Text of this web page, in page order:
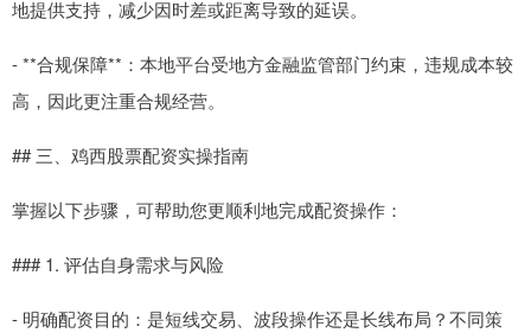
地提供支持，减少因时差或距离导致的延误。
- **合规保障**：本地平台受地方金融监管部门约束，违规成本较
高，因此更注重合规经营。
## 三、鸡西股票配资实操指南
掌握以下步骤，可帮助您更顺利地完成配资操作：
### 1. 评估自身需求与风险
- 明确配资目的：是短线交易、波段操作还是长线布局？不同策